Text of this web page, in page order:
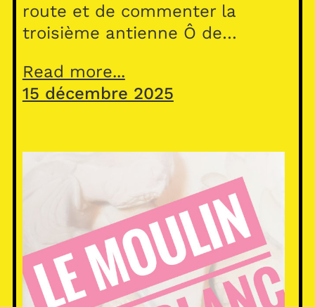
route et de commenter la
troisième antienne Ô de…
Read more...
15 décembre 2025